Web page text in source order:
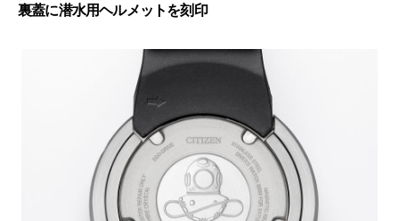
裏蓋に潜水用ヘルメットを刻印